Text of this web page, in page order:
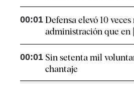
00:01 Defensa elevó 10
administración que en
00:01 Sin setenta mil
chantaje